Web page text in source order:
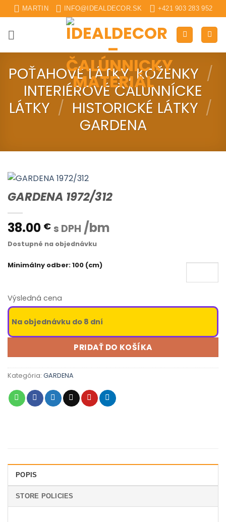
Skip
to
content
MARTIN INFO@IDEALDECOR.SK +421 903 283 952
POŤAHOVÉ LÁTKY, KOŽENKY /
INTERIÉROVÉ ČALUNNÍCKE
LÁTKY / HISTORICKÉ LÁTKY /
GARDENA
GARDENA 1972/312
38.00 € s DPH /bm
Dostupné na objednávku
Minimálny odber: 100 (cm)
Výsledná cena
Na objednávku do 8 dní
PRIDAŤ DO KOŠÍKA
Kategória: GARDENA
POPIS
STORE POLICIES